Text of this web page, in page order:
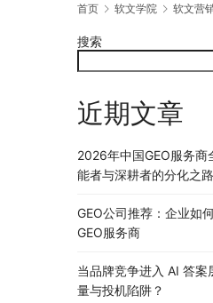
首页 软文学院 软文营
搜索
近期文章
2026年中国GEO服务
能者与深耕者的分化之路
GEO公司推荐：企业如
GEO服务商
当品牌竞争进入 AI 答案
量与投机陷阱？